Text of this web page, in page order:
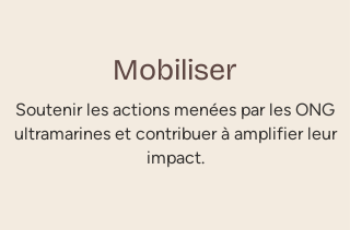
Mobiliser
Soutenir les actions menées par les ONG
ultramarines et contribuer à amplifier leur
impact.